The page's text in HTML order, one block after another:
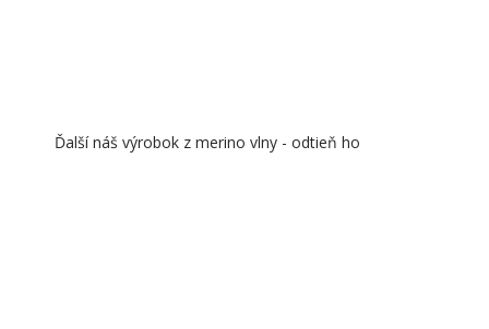
Ďalší náš výrobok z merino vlny - odtieň ho